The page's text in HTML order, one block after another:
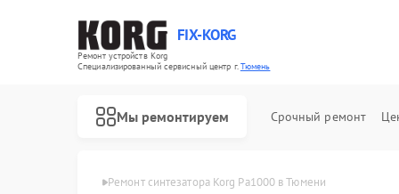
FIX-KORG
Ремонт устройств Korg
Специализированный cервисный центр г.Тюмень
Мы ремонтируем Срочный ремонт
Korg в Тюмени Ремонт синтезатора Korg Pa1000 в Тюмени